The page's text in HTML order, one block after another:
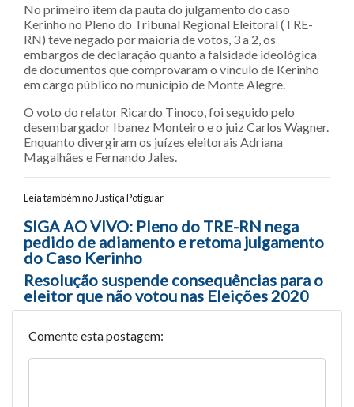
No primeiro item da pauta do julgamento do caso
Kerinho no Pleno do Tribunal Regional Eleitoral (TRE-
RN) teve negado por maioria de votos, 3 a 2, os
embargos de declaração quanto a falsidade ideológica
de documentos que comprovaram o vínculo de Kerinho
em cargo público no município de Monte Alegre.
O voto do relator Ricardo Tinoco, foi seguido pelo
desembargador Ibanez Monteiro e o juiz Carlos Wagner.
Enquanto divergiram os juízes eleitorais Adriana
Magalhães e Fernando Jales.
Leia também no Justiça Potiguar
Navegação entre posts
SIGA AO VIVO: Pleno do TRE-RN nega
pedido de adiamento e retoma julgamento
do Caso Kerinho
Resolução suspende consequências para o
eleitor que não votou nas Eleições 2020
Comente esta postagem: